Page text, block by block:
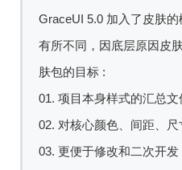
GraceUI 5.0 加入了皮肤
有所不同，因底层原因皮
肤包的目标 :
01. 项目本身样式的汇总文
02. 对核心颜色、间距、尺
03. 更便于修改和二次开